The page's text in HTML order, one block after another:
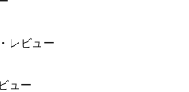
レビュー
ュー